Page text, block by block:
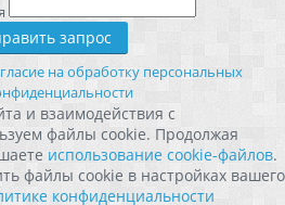
на обработку персональных
и взаимодействия с
файлы cookie. Продолжая
использование cookie-файлов.
файлы cookie в настройках вашего
конфиденциальности